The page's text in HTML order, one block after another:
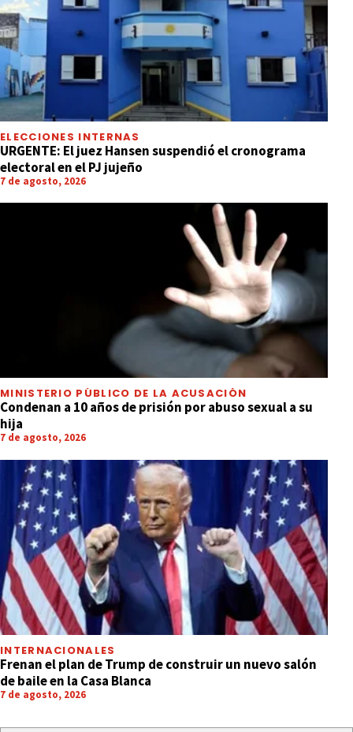
ELECCIONES INTERNAS
URGENTE: El juez Hansen suspendió el cronograma
electoral en el PJ jujeño
7 de agosto, 2026
MINISTERIO PÚBLICO DE LA ACUSACIÓN
Condenan a 10 años de prisión por abuso sexual a su
hija
7 de agosto, 2026
INTERNACIONALES
Frenan el plan de Trump de construir un nuevo salón
de baile en la Casa Blanca
7 de agosto, 2026